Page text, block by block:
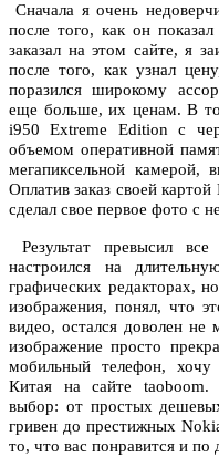
Сначала я очень
после того, как он
заказал на этом сайте, я
после того, как узнал
поразился широкому
еще больше, их ценам. В
i950 Extreme Edition с
объемом оперативной
мегапиксельной камерой,
Оплатив заказ своей
сделал свое первое фото с
Результат превысил
настроился на
графических редакторах,
изображения, понял, что
видео, остался доволен
изображение просто
мобильный телефон, хочу
Китая на сайте taoboom.
выбор: от простых
гривен до престижных
то, что вас понравится и по